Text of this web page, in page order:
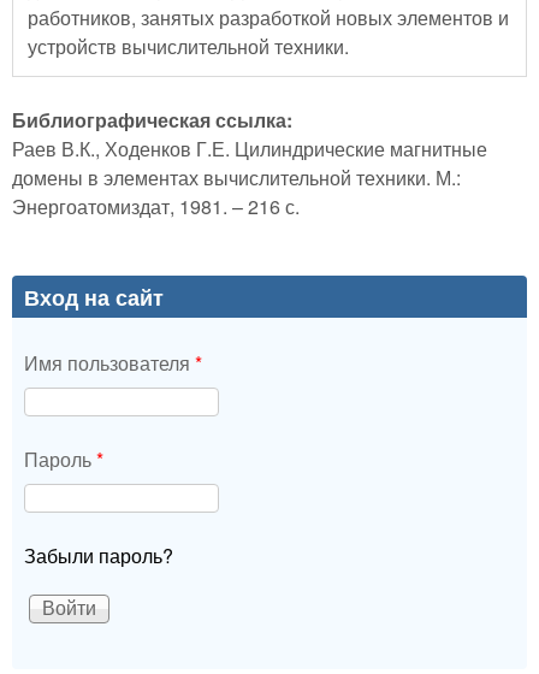
работников, занятых разработкой новых элементов и
устройств вычислительной техники.
Библиографическая ссылка:
Раев В.К., Ходенков Г.Е. Цилиндрические магнитные
домены в элементах вычислительной техники. М.:
Энергоатомиздат, 1981. – 216 с.
Вход на сайт
Имя пользователя *
Пароль*
Забыли пароль?